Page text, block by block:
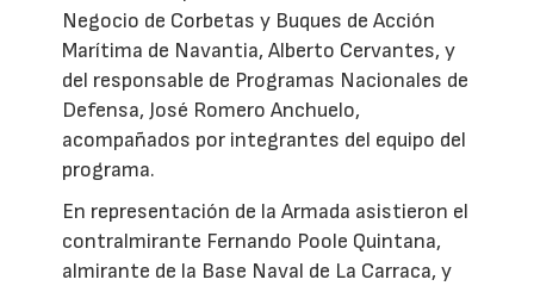
Negocio de Corbetas y Buques de Acción
Marítima de Navantia, Alberto Cervantes, y
del responsable de Programas Nacionales de
Defensa, José Romero Anchuelo,
acompañados por integrantes del equipo del
programa.
En representación de la Armada asistieron el
contralmirante Fernando Poole Quintana,
almirante de la Base Naval de La Carraca, y